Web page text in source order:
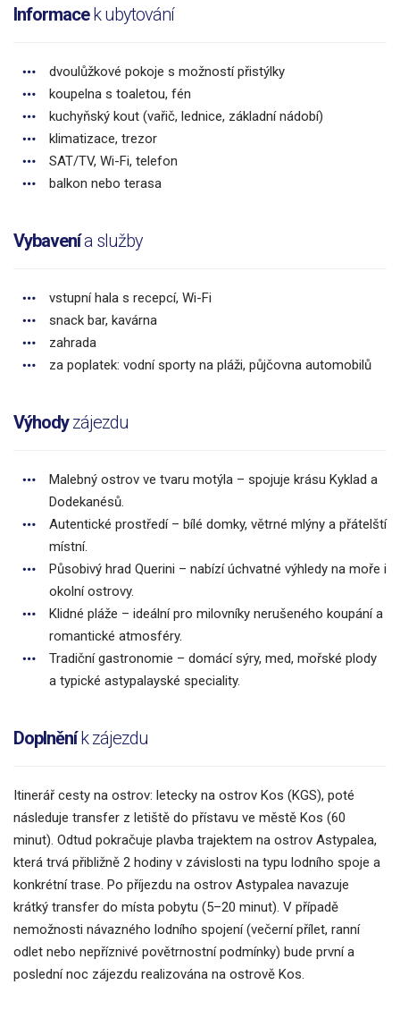
Informacek ubytování
dvoulůžkové pokoje s možností přistýlky
koupelna s toaletou, fén
kuchyňský kout (vařič, lednice, základní nádobí)
klimatizace, trezor
SAT/TV, Wi-Fi, telefon
balkon nebo terasa
Vybavenía služby
vstupní hala s recepcí, Wi-Fi
snack bar, kavárna
zahrada
za poplatek: vodní sporty na pláži, půjčovna automobilů
Výhodyzájezdu
Malebný ostrov ve tvaru motýla – spojuje krásu Kyklad a
Dodekanésů.
Autentické prostředí – bílé domky, větrné mlýny a přátelští
místní.
Působivý hrad Querini – nabízí úchvatné výhledy na moře i
okolní ostrovy.
Klidné pláže – ideální pro milovníky nerušeného koupání a
romantické atmosféry.
Tradiční gastronomie – domácí sýry, med, mořské plody
a typické astypalayské speciality.
Doplněník zájezdu
Itinerář cesty na ostrov: letecky na ostrov Kos (KGS), poté
následuje transfer z letiště do přístavu ve městě Kos (60
minut). Odtud pokračuje plavba trajektem na ostrov Astypalea,
která trvá přibližně 2 hodiny v závislosti na typu lodního spoje a
konkrétní trase. Po příjezdu na ostrov Astypalea navazuje
krátký transfer do místa pobytu (5–20 minut). V případě
nemožnosti návazného lodního spojení (večerní přílet, ranní
odlet nebo nepříznivé povětrnostní podmínky) bude první a
poslední noc zájezdu realizována na ostrově Kos.